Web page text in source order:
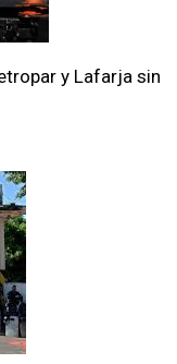
y Lafarja sin